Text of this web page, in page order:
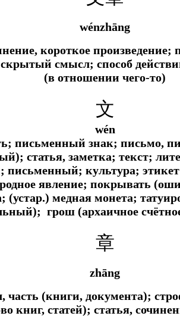
wénzhāng
короткое
смысл; способ
(в отношении чего-то)
文
wén
письменный знак; письмо,
статья, заметка; текст;
культура;
явление; покрывать
(устар.) медная монета;
грош (архаичное
章
zhāng
часть (книги, документа);
книг, статей); статья,